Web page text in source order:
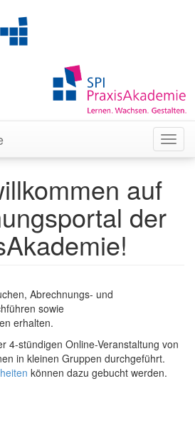
auf
der
Abrechnungs- und
sowie
erhalten.
4-stündigen Online-Veranstaltung von
in kleinen Gruppen durchgeführt.
können dazu gebucht werden.